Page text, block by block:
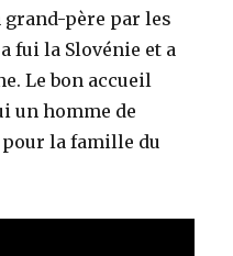
grand-père par les
fui la Slovénie et a
Le bon accueil
un homme de
pour la famille du